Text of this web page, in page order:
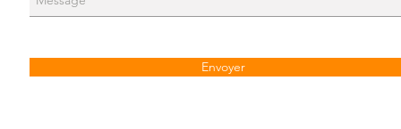
Envoyer